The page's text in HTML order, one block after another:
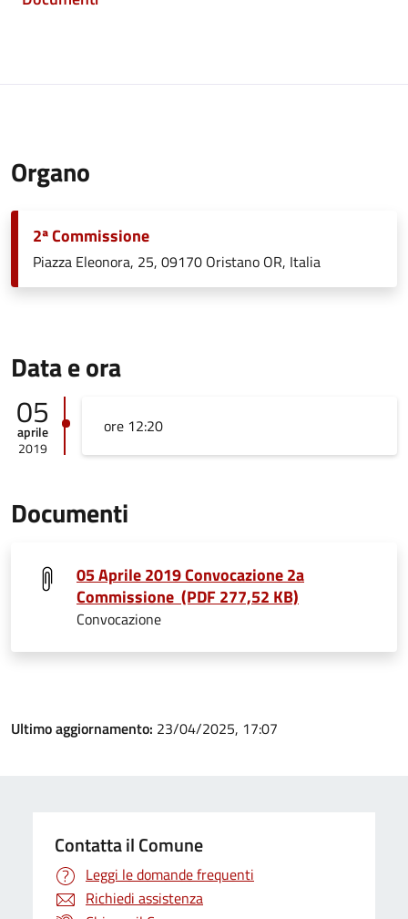
Organo
2ª Commissione
Piazza Eleonora, 25, 09170 Oristano OR, Italia
Data e ora
05
aprile
2019
ore 12:20
Documenti
05 Aprile 2019 Convocazione 2a
Commissione (PDF 277,52 KB)
Convocazione
Ultimo aggiornamento: 23/04/2025, 17:07
Contatta il Comune
Leggi le domande frequenti
Richiedi assistenza